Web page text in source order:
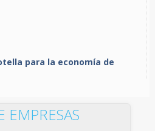
para la economía de
EMPRESAS